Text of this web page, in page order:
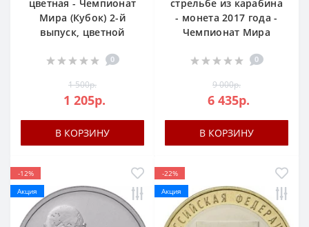
цветная - Чемпионат
Мира (Кубок) 2-й
выпуск, цветной
0
1 500р.
1 205р.
В КОРЗИНУ
стрельбе из карабина
- монета 2017 года -
Чемпионат Мира
0
9 000р.
6 435р.
В КОРЗИНУ
-12%
Акция
-22%
Акция